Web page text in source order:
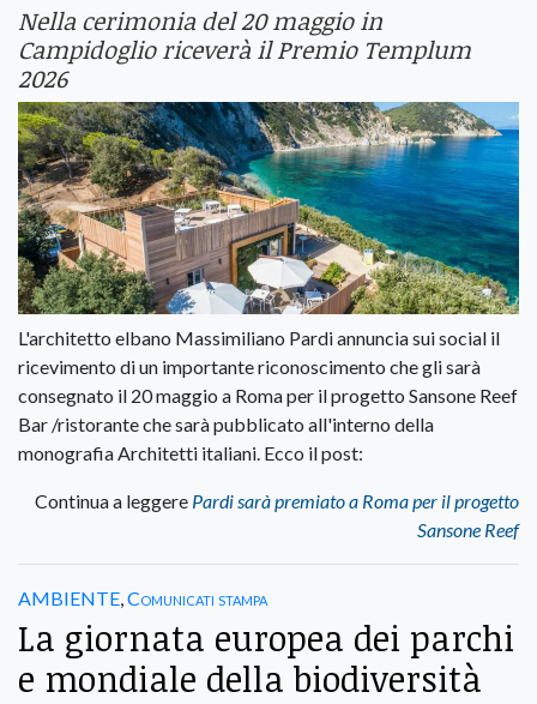
Nella cerimonia del 20 maggio in
Campidoglio riceverà il Premio Templum
2026
L'architetto elbano Massimiliano Pardi annuncia sui social il
ricevimento di un importante riconoscimento che gli sarà
consegnato il 20 maggio a Roma per il progetto Sansone Reef
Bar /ristorante che sarà pubblicato all'interno della
monografia Architetti italiani. Ecco il post:
Continua a leggere Pardi sarà premiato a Roma per il progetto
Sansone Reef
AMBIENTE,Comunicati stampa
La giornata europea dei parchi
e mondiale della biodiversità